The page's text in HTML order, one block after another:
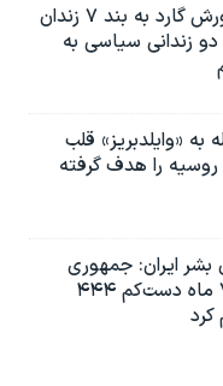
گزارش‌ها از یورش گارد به بند ۷ زندان
دو زندانی سیاسی به
به «وایلدبریز» قلب
روسیه را هدف گرفته
ایران: جمهوری
اسلامی طی ۷ ماه دست‌کم ۴۴۴
کرد